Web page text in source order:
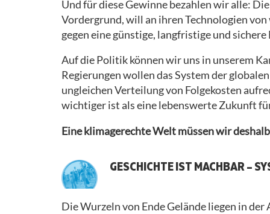
Und für diese Gewinne bezahlen wir alle:
Vordergrund, will an ihren Technologien
gegen eine günstige, langfristige und
Auf die Politik können wir uns in unserem
Regierungen wollen das System der
ungleichen Verteilung von Folgekosten
wichtiger ist als eine lebenswerte Zukunft
Eine klimagerechte Welt müssen wir
GESCHICHTE IST MACHBAR –
Die Wurzeln von Ende Gelände liegen in